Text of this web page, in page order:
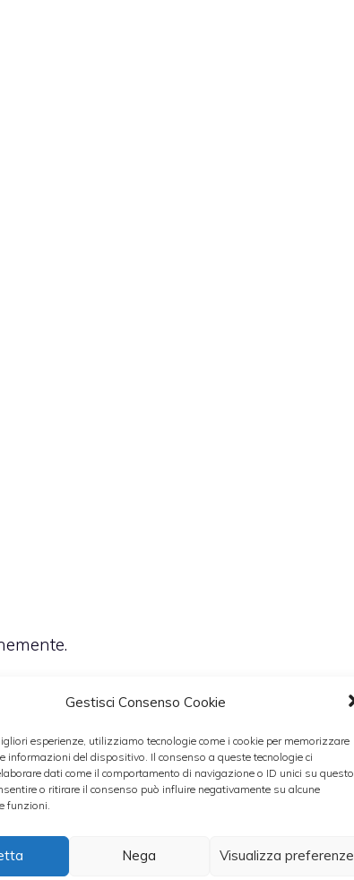
Gestisci Consenso Cookie
esperienze, utilizziamo tecnologie come i cookie per memorizzare
informazioni del dispositivo. Il consenso a queste tecnologie ci
dati come il comportamento di navigazione o ID unici su questo
o ritirare il consenso può influire negativamente su alcune
funzioni.
Nega Visualizza preferenze
un po’ di burro all’interno di una
gli scalogni.
e poiaggiungeteli all’interno
se il piatto è destinato ai bambini) e
a
presente che dovrete aggiungere un